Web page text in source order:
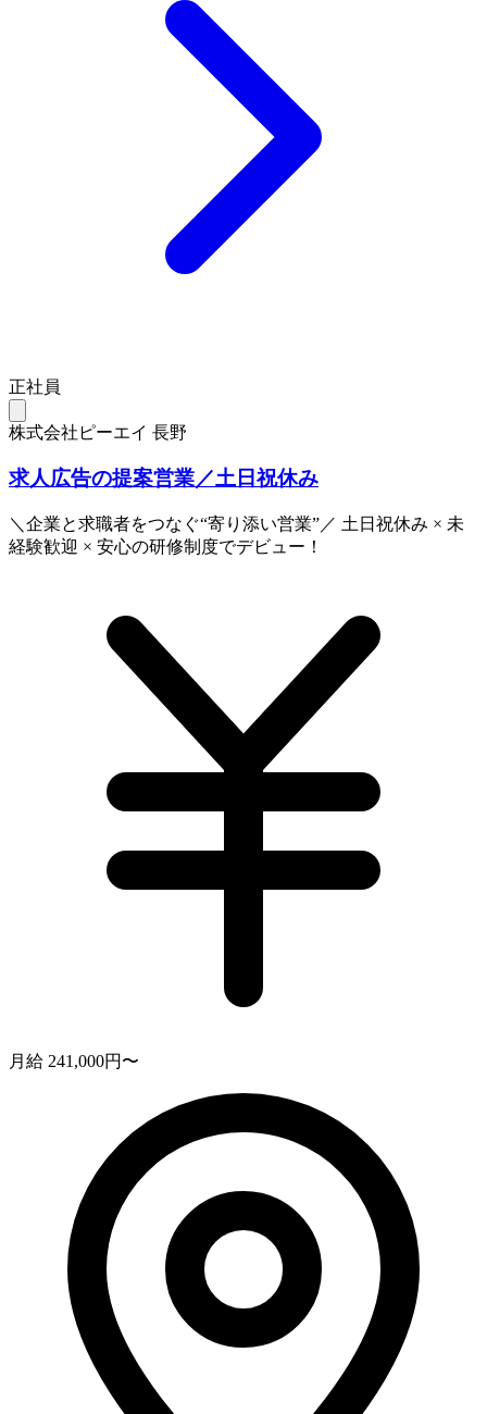
正社員
株式会社ピーエイ 長野
求人広告の提案営業／土日祝休み
＼企業と求職者をつなぐ“寄り添い営業”／ 土日祝休み × 未
経験歓迎 × 安心の研修制度でデビュー！
月給 241,000円〜